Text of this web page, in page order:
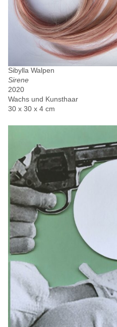
Sibylla Walpen
Sirene
2020
Wachs und Kunsthaar
30 x 30 x 4 cm